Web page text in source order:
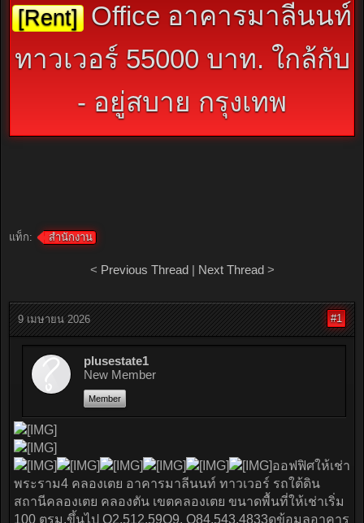
[Rent] Office อาคารมาลีนนท์
ทาวเวอร์ 55000 บาท. ใกล้กับ
- อยู่สบาย กรุงเทพ
แท็ก: สำนักงาน
< Previous Thread| Next Thread>
9 เมษายน 2026 #1
plusestate1
New Member
Member
ออฟฟิศให้เช่า
พระราม4 คลองเตย อาคารมาลีนนท์ ทาวเวอร์ รถใต้ดิน
สถานีคลองเตย คลองตัน เขตคลองเตย ขนาดพื้นที่ให้เช่าเริ่ม
100 ตรม.ขึ้นไป O2,512,59O9, O84,543,4833ดูข้อมูลอาคาร